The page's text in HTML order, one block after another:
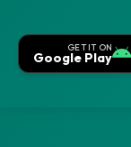
GET IT ON
Google Play